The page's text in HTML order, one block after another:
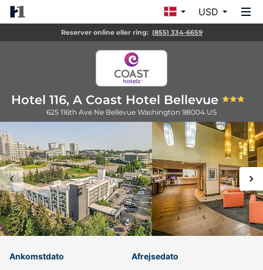
USD
Reserver online eller ring: (855) 334-6659
Hotel 116, A Coast Hotel Bellevue
625 116th Ave Ne Bellevue Washington 98004 US
Ankomstdato Afrejsedato